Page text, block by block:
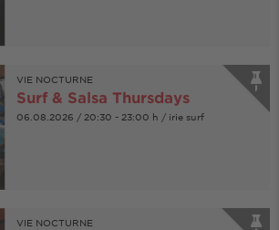
VIE NOCTURNE
Surf & Salsa Thursdays
06.08.2026 / 20:30 - 23:00 h / irie surf
VIE NOCTURNE